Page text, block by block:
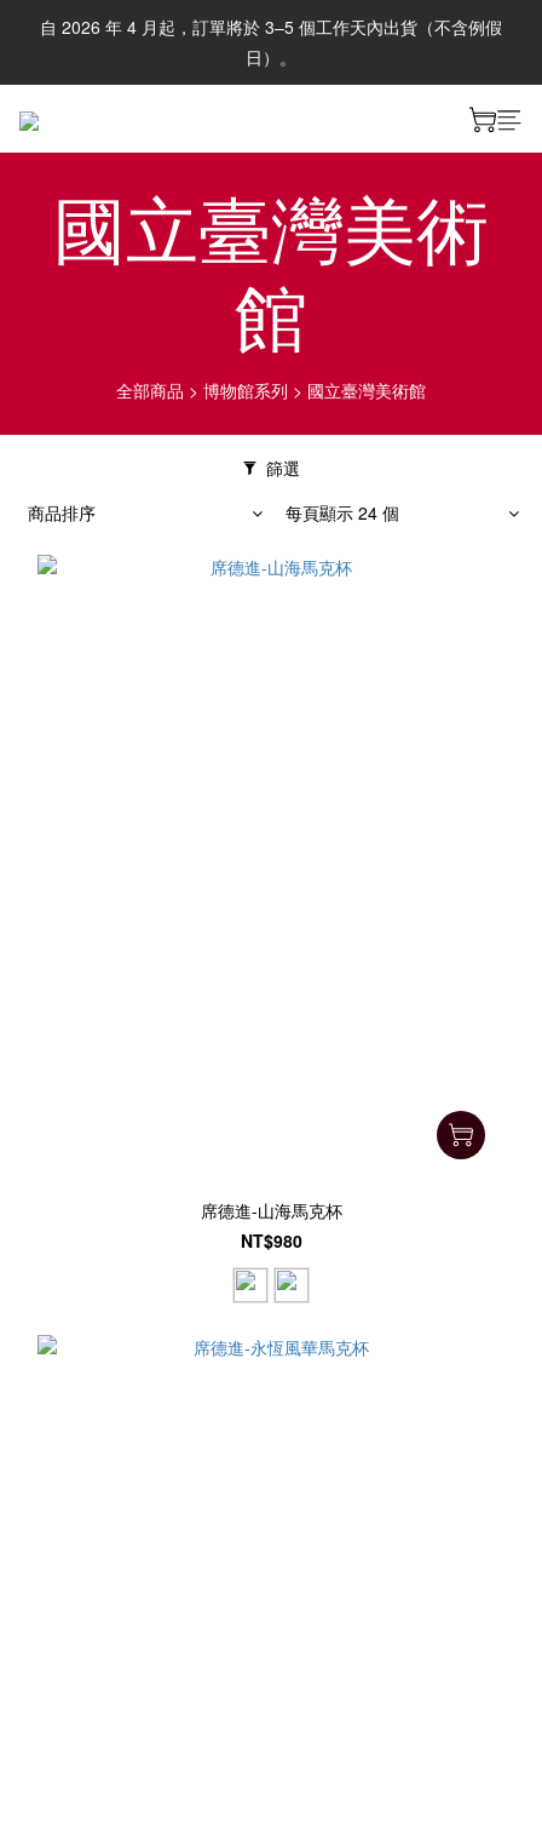
自 2026 年 4 月起，訂單將於 3–5 個工作天內出貨（不含例假
日）。
國立臺灣美術
館
全部商品 > 博物館系列 > 國立臺灣美術館
篩選
商品排序
每頁顯示 24 個
席德進-山海馬克杯
NT$980